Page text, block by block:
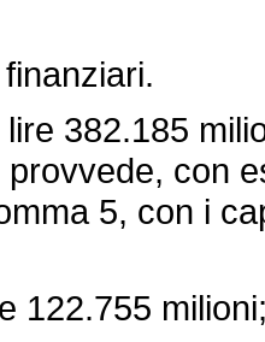
382.185
con
5, con i